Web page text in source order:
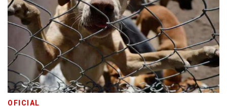
OFICIAL